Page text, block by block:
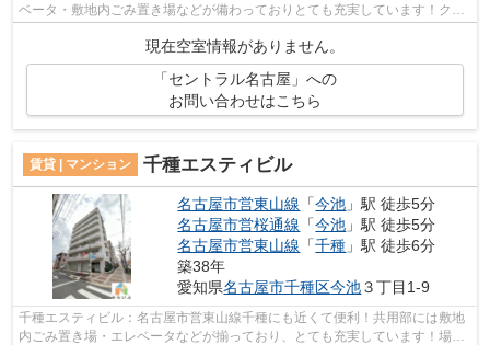
ベータ・敷地内ごみ置き場などが備わっておりとても充実しています！クレ
ジットカードで初期費用がお支払いい...
現在空室情報がありません。
「セントラル名古屋」への
お問い合わせはこちら
賃貸 | マンション 千種エスティビル
名古屋市営東山線 「今池 」駅 徒歩5分
名古屋市営桜通線 「今池 」駅 徒歩5分
名古屋市営東山線 「千種 」駅 徒歩6分
築38年
愛知県名古屋市千種区今池３丁目1-9
千種エスティビル：名古屋市営東山線千種にも近くて便利！共用部には敷地
内ごみ置き場・エレベータなどが揃っており、とても充実しています！場所